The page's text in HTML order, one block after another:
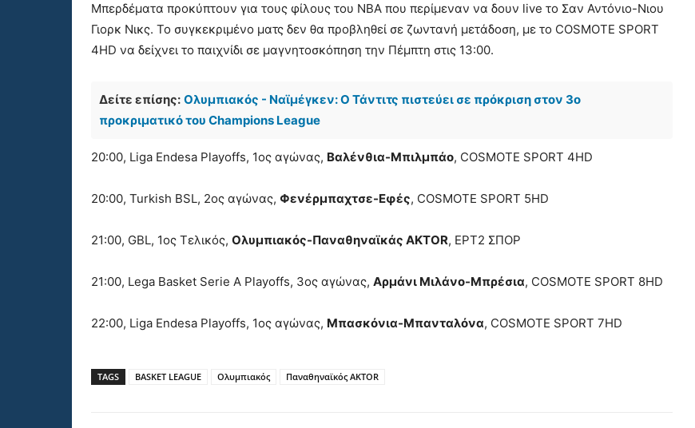
Μπερδέματα προκύπτουν για τους φίλους του ΝΒΑ που περίμεναν να δουν live το Σαν Αντόνιο-Νιου
Γιορκ Νικς. Το συγκεκριμένο ματς δεν θα προβληθεί σε ζωντανή μετάδοση, με το COSMOTE SPORT
4HD να δείχνει το παιχνίδι σε μαγνητοσκόπηση την Πέμπτη στις 13:00.
Δείτε επίσης: Ολυμπιακός - Ναϊμέγκεν: Ο Τάντιτς πιστεύει σε πρόκριση στον 3ο
προκριματικό του Champions League
20:00, Liga Endesa Playoffs, 1ος αγώνας, Βαλένθια-Μπιλμπάο, COSMOTE SPORT 4HD
20:00, Turkish BSL, 2ος αγώνας, Φενέρμπαχτσε-Εφές, COSMOTE SPORT 5HD
21:00, GBL, 1ος Τελικός, Ολυμπιακός-Παναθηναϊκάς AKTOR, ΕΡΤ2 ΣΠΟΡ
21:00, Lega Basket Serie A Playoffs, 3ος αγώνας, Αρμάνι Μιλάνο-Μπρέσια, COSMOTE SPORT 8HD
22:00, Liga Endesa Playoffs, 1ος αγώνας, Μπασκόνια-Μπανταλόνα, COSMOTE SPORT 7HD
TAGS BASKET LEAGUE Ολυμπιακός Παναθηναϊκός AKTOR